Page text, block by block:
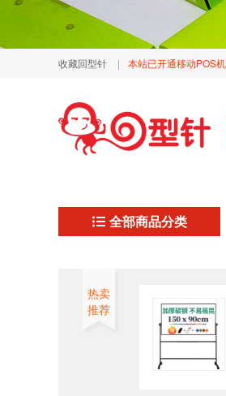
收藏回型针 | 本站已开通移动POS
全部商品分类
热卖
推荐